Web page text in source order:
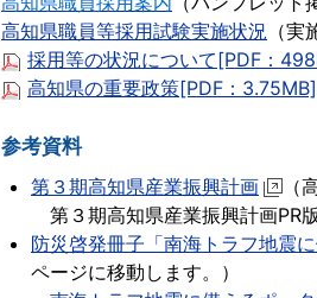
高知県職員等採用試験実施状況 （
採用等の状況について[PDF：
高知県の重要政策[PDF：3.75MB]
参考資料
第３期高知県産業振興計画
（
第３期高知県産業振興計画PR
防災啓発冊子「南海トラフ地震に
ページに移動します。）